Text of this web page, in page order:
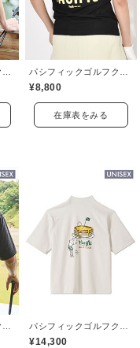
¥8,800
在庫表をみる
¥14,300